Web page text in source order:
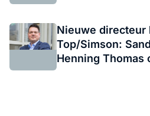
Nieuwe directeur
Top/Simson:
Henning Thomas